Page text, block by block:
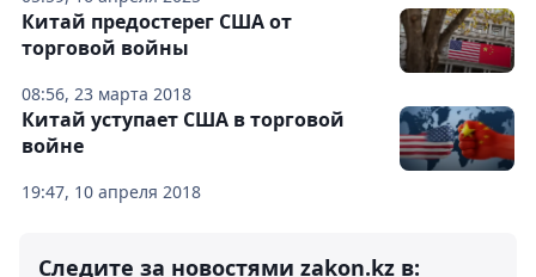
08:56, 23 марта 2018
Китай предостерег США от
торговой войны
19:47, 10 апреля 2018
Китай уступает США в торговой
войне
Следите за новостями zakon.kz в: